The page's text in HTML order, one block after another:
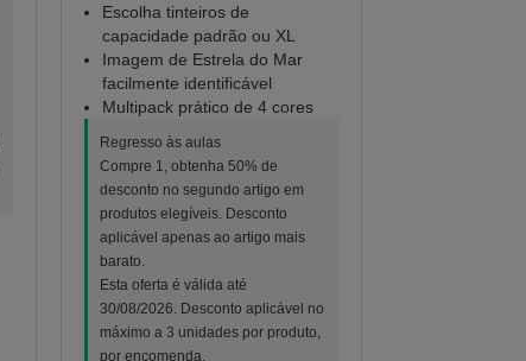
Escolha tinteiros de
capacidade padrão ou XL
Imagem de Estrela do Mar
facilmente identificável
Multipack prático de 4 cores
Regresso às aulas
Compre 1, obtenha 50% de
desconto no segundo artigo em
produtos elegíveis. Desconto
aplicável apenas ao artigo mais
barato.
Esta oferta é válida até
30/08/2026. Desconto aplicável no
máximo a 3 unidades por produto,
por encomenda.